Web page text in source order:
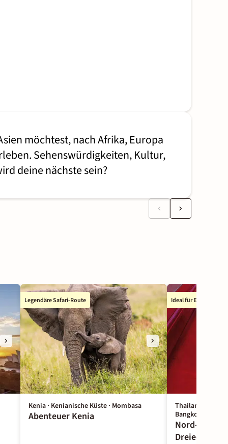
möchtest, nach Afrika, Europa
Sehenswürdigkeiten, Kultur,
deine nächste sein?
Legendäre Safari-Route
Kenia · Kenianische Küste · Mombasa
Abenteuer Kenia
Ideal für
Thailand ·
Bangkok
Nord-
Dreieck